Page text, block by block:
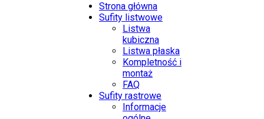
Strona główna
Sufity listwowe
Listwa
kubiczna
Listwa płaska
Kompletność i
montaż
FAQ
Sufity rastrowe
Informacje